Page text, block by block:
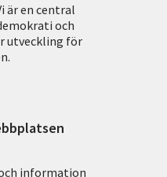
är en central
och
utveckling för
information